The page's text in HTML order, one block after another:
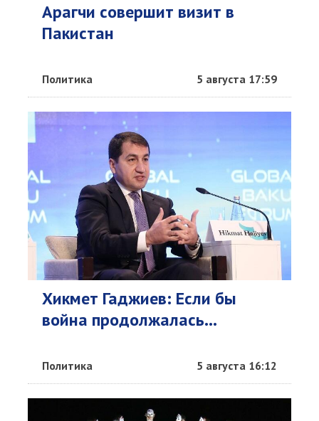
Арагчи совершит визит в
Пакистан
Политика 5 августа 17:59
Хикмет Гаджиев: Если бы
война продолжалась...
Политика 5 августа 16:12